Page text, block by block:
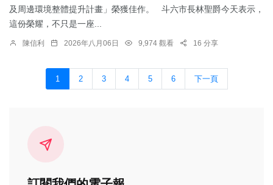
及周邊環境整體提升計畫」榮獲佳作。 斗六市長林聖爵今天表示，
這份榮耀，不只是一座...
陳信利 2026年八月06日 9,974 觀看 16 分享
1 2 3 4 5 6 下一頁